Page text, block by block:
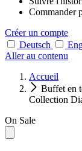
Commander
Créer un compte
Deutsch
Aller au contenu
Accueil
Buffet en
Collection
On Sale